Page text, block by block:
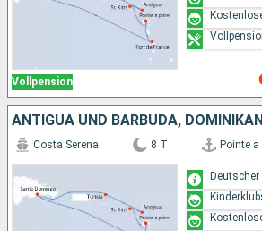
Vollpension
Costa Serena 8 T Pointe a